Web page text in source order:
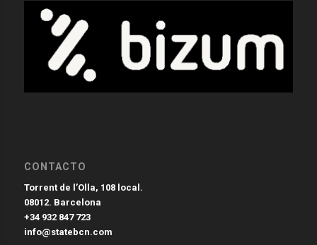
CONTACTO
Torrent de l’Olla, 108 local.
08012. Barcelona
+34 932 847 723
info@statebcn.com